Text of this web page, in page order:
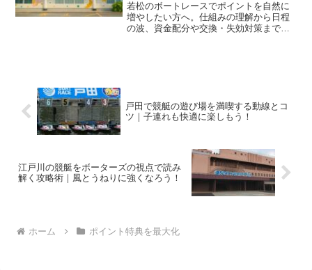
若松のボートレースでポイントを自然に
増やしたい方へ。仕組みの理解から日程
の波、資金配分や交換・失効対策までを
戸田で競艇の遊び場を満喫する動線とコ
ツ｜子連れも快適に楽しもう！
江戸川の競艇をボーターズの視点で読み
解く攻略術｜風とうねりに強くなろう！
ホーム ポイント特典を最大化